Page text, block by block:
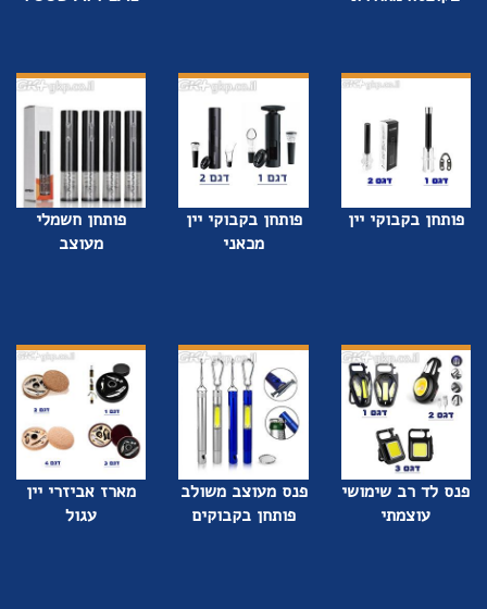
פותחן בקבוקי יין
פותחן בקבוקי יין
מכאני
פותחן חשמלי
מעוצב
פנס לד רב שימושי
עוצמתי
פנס מעוצב משולב
פותחן בקבוקים
מארז אביזרי יין
עגול